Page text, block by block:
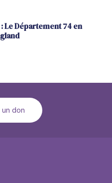
: Le Département 74 en
un don